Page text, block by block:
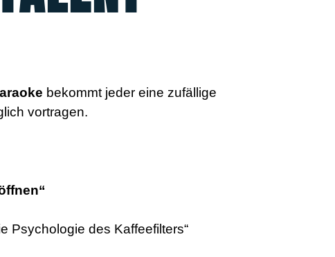
bekommt jeder eine zufällige
vortragen.
Psychologie des Kaffeefilters“